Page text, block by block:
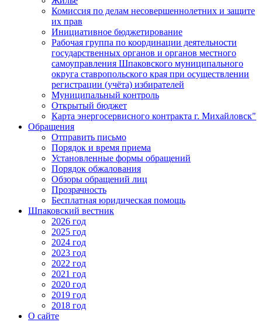
Комиссия по делам несовершеннолетних и защите
их прав
Инициативное бюджетирование
Рабочая группа по координации деятельности
государственных органов и органов местного
самоуправления Шпаковского муниципального
округа ставропольского края при осуществлении
регистрации (учёта) избирателей
Муниципальный контроль
Открытый бюджет
Карта энергосервисного контракта г. Михайловск"
Обращения
Отправить письмо
Порядок и время приема
Установленные формы обращений
Порядок обжалования
Обзоры обращений лиц
Прозрачность
Бесплатная юридическая помощь
Шпаковский вестник
2026 год
2025 год
2024 год
2023 год
2022 год
2021 год
2020 год
2019 год
2018 год
О сайте